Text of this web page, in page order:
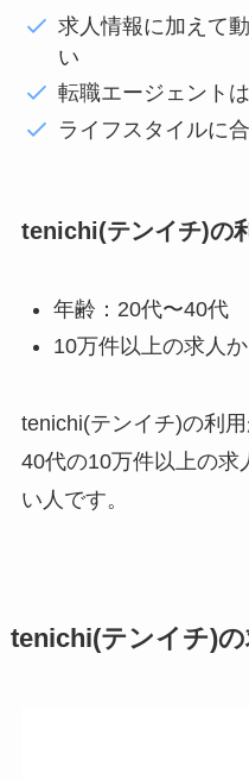
求人情報に加えて
い
転職エージェント
ライフスタイルに
tenichi(テンイチ)の
年齢：20代〜40代
10万件以上の求人
tenichi(テンイチ)の利
40代の10万件以上の求
い人です。
tenichi(テンイチ)の